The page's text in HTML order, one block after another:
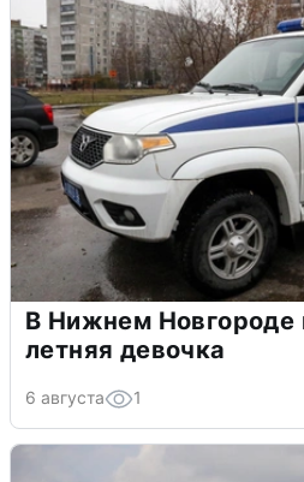
В Нижнем Новгороде
летняя девочка
6 августа 1